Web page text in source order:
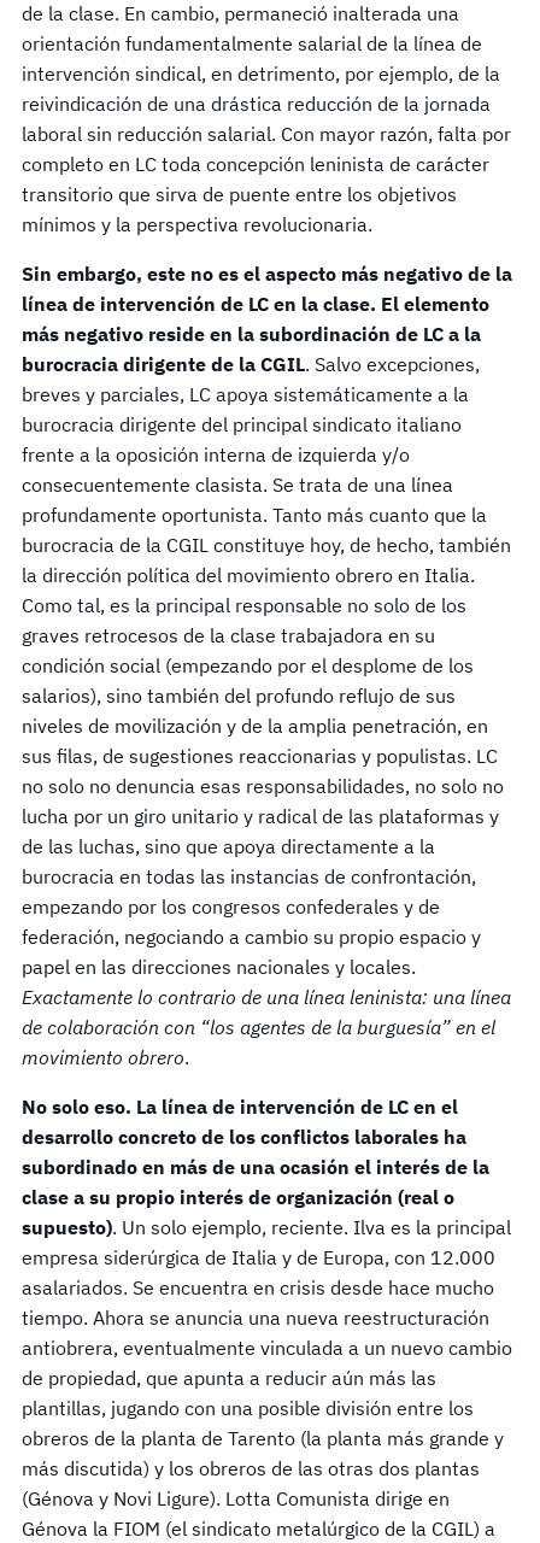
de la clase. En cambio, permaneció inalterada una
orientación fundamentalmente salarial de la línea de
intervención sindical, en detrimento, por ejemplo, de la
reivindicación de una drástica reducción de la jornada
laboral sin reducción salarial. Con mayor razón, falta por
completo en LC toda concepción leninista de carácter
transitorio que sirva de puente entre los objetivos
mínimos y la perspectiva revolucionaria.
Sin embargo, este no es el aspecto más negativo de la
línea de intervención de LC en la clase. El elemento
más negativo reside en la subordinación de LC a la
burocracia dirigente de la CGIL. Salvo excepciones,
breves y parciales, LC apoya sistemáticamente a la
burocracia dirigente del principal sindicato italiano
frente a la oposición interna de izquierda y/o
consecuentemente clasista. Se trata de una línea
profundamente oportunista. Tanto más cuanto que la
burocracia de la CGIL constituye hoy, de hecho, también
la dirección política del movimiento obrero en Italia.
Como tal, es la principal responsable no solo de los
graves retrocesos de la clase trabajadora en su
condición social (empezando por el desplome de los
salarios), sino también del profundo reflujo de sus
niveles de movilización y de la amplia penetración, en
sus filas, de sugestiones reaccionarias y populistas. LC
no solo no denuncia esas responsabilidades, no solo no
lucha por un giro unitario y radical de las plataformas y
de las luchas, sino que apoya directamente a la
burocracia en todas las instancias de confrontación,
empezando por los congresos confederales y de
federación, negociando a cambio su propio espacio y
papel en las direcciones nacionales y locales.
Exactamente lo contrario de una línea leninista: una línea
de colaboración con “los agentes de la burguesía” en el
movimiento obrero.
No solo eso. La línea de intervención de LC en el
desarrollo concreto de los conflictos laborales ha
subordinado en más de una ocasión el interés de la
clase a su propio interés de organización (real o
supuesto). Un solo ejemplo, reciente. Ilva es la principal
empresa siderúrgica de Italia y de Europa, con 12.000
asalariados. Se encuentra en crisis desde hace mucho
tiempo. Ahora se anuncia una nueva reestructuración
antiobrera, eventualmente vinculada a un nuevo cambio
de propiedad, que apunta a reducir aún más las
plantillas, jugando con una posible división entre los
obreros de la planta de Tarento (la planta más grande y
más discutida) y los obreros de las otras dos plantas
(Génova y Novi Ligure). Lotta Comunista dirige en
Génova la FIOM (el sindicato metalúrgico de la CGIL) a